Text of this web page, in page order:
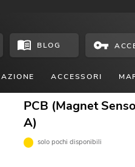
BLOG
ACCESSORI
PCB (Magnet
A)
solo pochi disponibili